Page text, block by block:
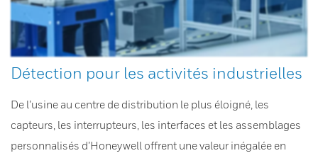
Détection pour les activités industrielles
De l’usine au centre de distribution le plus éloigné, les
capteurs, les interrupteurs, les interfaces et les assemblages
personnalisés d’Honeywell offrent une valeur inégalée en